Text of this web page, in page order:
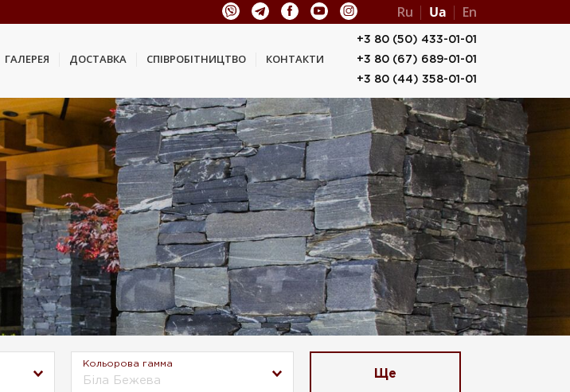
Ru Ua En
ГАЛЕРЕЯ ДОСТАВКА СПІВРОБІТНИЦТВО КОНТАКТИ
+3 80 (50) 433-01-01
+3 80 (67) 689-01-01
+3 80 (44) 358-01-01
Кольорова гамма
Біла Бежева Ще